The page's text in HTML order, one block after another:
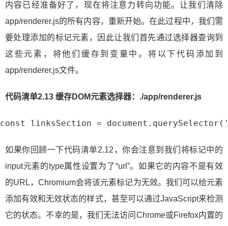
内容已经准备好了，现在将注意力转向功能。让我们清除
app/renderer.js的所有内容，重新开始。在此过程中，我们需
要处理添加的标记元素，因此让我们首先通过选择器查询到
这些元素，将他们缓存到变量中。将以下代码添加到
app/renderer.js文件。
代码清单2.13 缓存DOM元素选择器：./app/renderer.js
const linksSection =
如果你回顾一下代码清单2.12，你会注意到我们将标记中的
input元素的type属性设置为了“url”。如果它的内容不是有效
的URL，Chromium会将该元素标记为无效。我们可以给元素
添加有效和无效状态的样式，甚至可以通过JavaScript来检测
它的状态。不幸的是，我们无法访问Chrome或Firefox内置的